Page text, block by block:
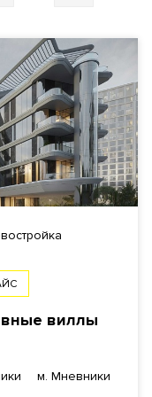
За 1 м²
виллы
м. Мневники